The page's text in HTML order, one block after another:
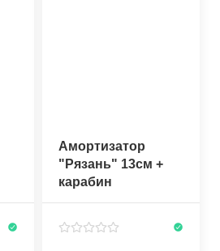
Амортизатор
"Рязань" 13см +
карабин